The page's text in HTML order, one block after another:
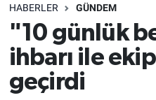
HABERLER GÜNDEM
"10 günlük
ihbarı ile
geçirdi
Gündem
Türkiye
Dünya
Eskişehirspor Arşivi
Eskişehir Arşivi
Röportaj
Süper Lig Puan
Tüm Manşetler
Son Dakika Haberleri